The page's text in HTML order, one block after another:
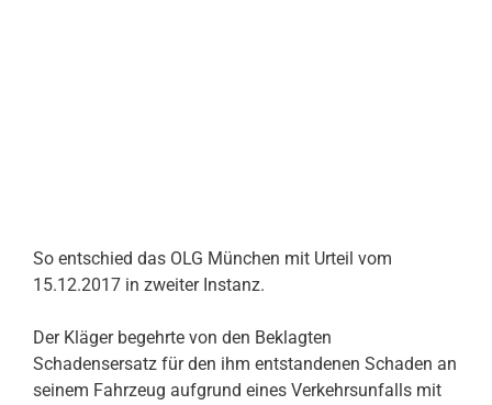
So entschied das OLG München mit Urteil vom
15.12.2017 in zweiter Instanz.
Der Kläger begehrte von den Beklagten
Schadensersatz für den ihm entstandenen Schaden an
seinem Fahrzeug aufgrund eines Verkehrsunfalls mit